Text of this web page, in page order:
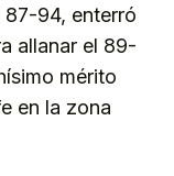
94, enterró
allanar el 89-
mérito
en la zona